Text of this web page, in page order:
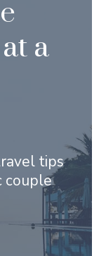
a
tips
couple